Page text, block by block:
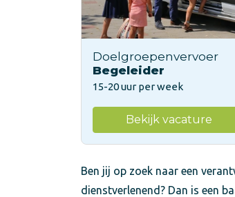
Doelgroepenvervoer
Begeleider
15-20 uur per week
Bekijk vacature
Ben jij op zoek naar een
dienstverlenend? Dan is een